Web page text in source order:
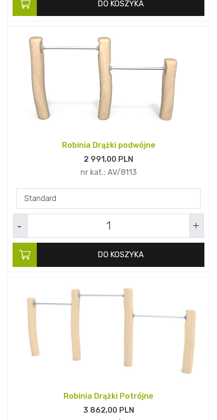
DO KOSZYKA
Robinia Drążki podwójne
2 991,00 PLN
nr kat.: AV/8113
Standard
DO KOSZYKA
Robinia Drążki Potrójne
3 862,00PLN